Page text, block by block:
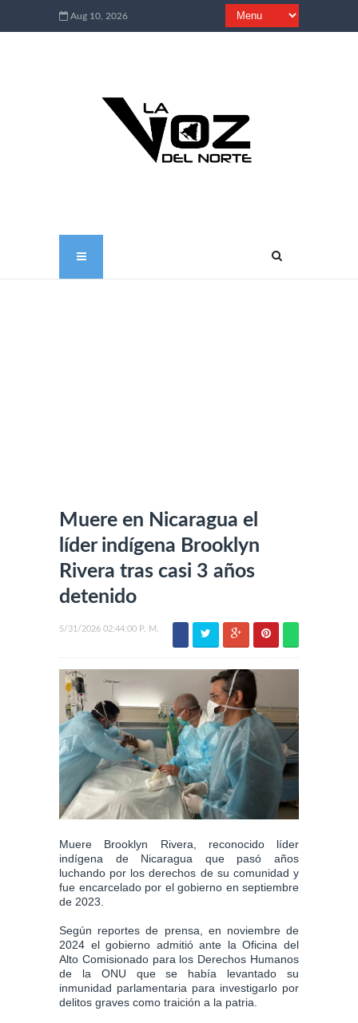
Aug 10, 2026
Muere en Nicaragua el
líder indígena Brooklyn
Rivera tras casi 3 años
detenido
5/31/2026 02:44:00 P. M.
Muere Brooklyn Rivera, reconocido líder
indígena de Nicaragua que pasó años
luchando por los derechos de su comunidad y
fue encarcelado por el gobierno en septiembre
de 2023.
Según reportes de prensa, en noviembre de
2024 el gobierno admitió ante la Oficina del
Alto Comisionado para los Derechos Humanos
de la ONU que se había levantado su
inmunidad parlamentaria para investigarlo por
delitos graves como traición a la patria.